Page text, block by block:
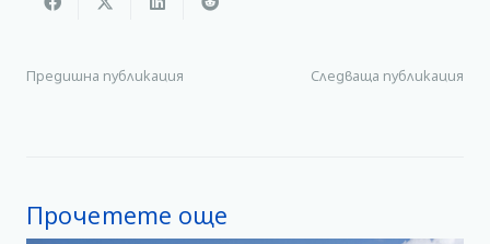
Предишна публикация Следваща публикация
Прочетете още